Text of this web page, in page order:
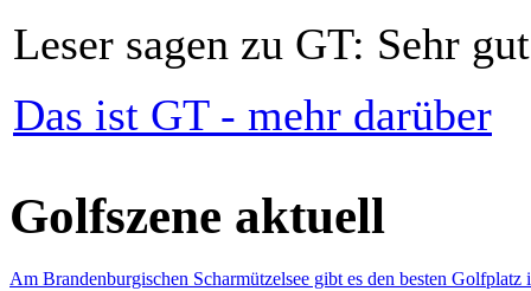
Leser sagen zu GT: Sehr
Das ist GT - mehr darüber
Golfszene aktuell
Am Brandenburgischen Scharmützelsee gibt es den besten